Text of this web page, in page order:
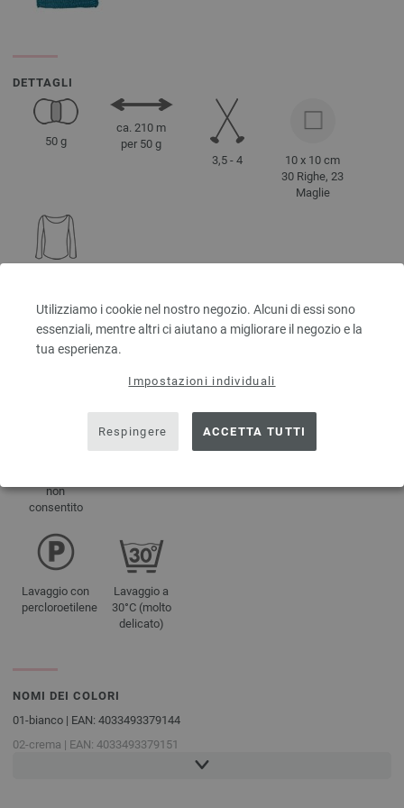
Utilizziamo i cookie nel nostro negozio. Alcuni di essi sono
essenziali, mentre altri ci aiutano a migliorare il negozio e la
tua esperienza.
Impostazioni individuali
Respingere ACCETTA TUTTI
DETTAGLI
50 g
ca. 210 m
per 50 g
3,5 - 4
10 x 10 cm
30 Righe, 23
Maglie
non
consentito
Asciugare
Lavaggio con
percloroetilene
Lavaggio a
30°C (molto
delicato)
NOMI DEI COLORI
01-bianco | EAN: 4033493379144
02-crema | EAN: 4033493379151